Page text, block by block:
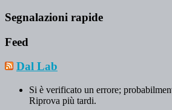
Segnalazioni rapide
Feed
Dal Lab
Si è verificato un errore;
Riprova più tardi.